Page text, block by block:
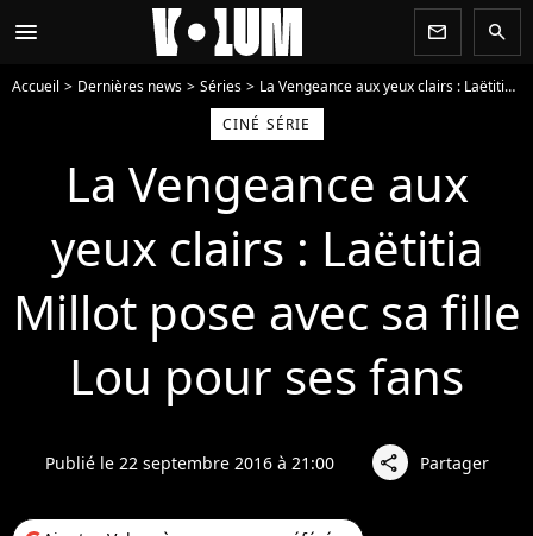
menu newsletter search
Accueil Dernières news Séries
La Vengeance aux yeux clairs : Laëtitia Millot pose avec sa fille Lou pour ses fans
CINÉ SÉRIE
La Vengeance aux
yeux clairs : Laëtitia
Millot pose avec sa fille
Lou pour ses fans
Publié le 22 septembre 2016 à 21:00 share Partager